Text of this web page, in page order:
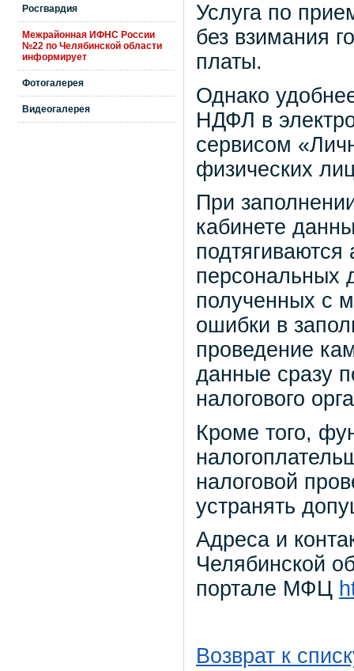
Росгвардия
Межрайонная ИФНС России
№22 по Челябинской области
информирует
Фотогалерея
Видеогалерея
Услуга по
без взимания
платы.
Однако
НДФЛ в
сервисом
физических
При
кабинете
подтягиваются
персональных
полученных с
ошибки в
проведение
данные сразу
налогового
Кроме того,
налоговой
устранять
Адреса и
Челябинской
портале МФЦ
Возврат к